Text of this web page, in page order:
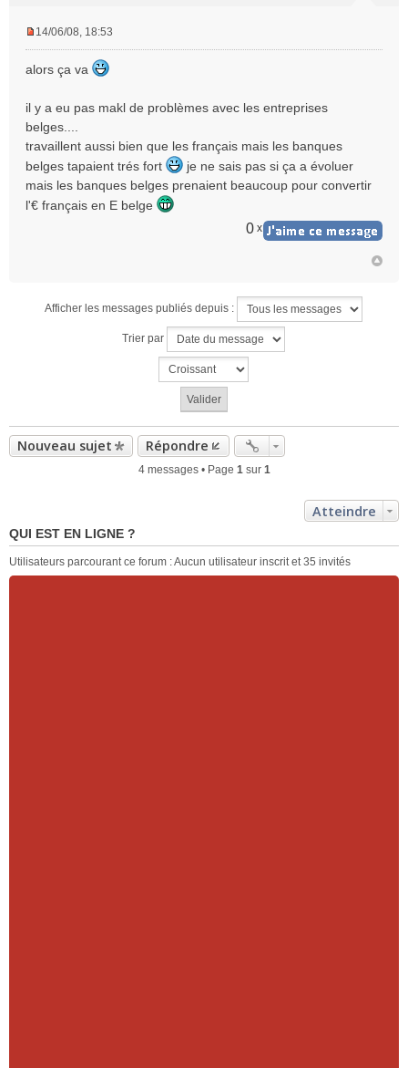
s
a
g
e
n
n
l
14/06/08, 18:53
alors ça va
il y a eu pas makl de problèmes avec les entreprises
belges....
travaillent aussi bien que les français mais les banques
belges tapaient trés fort
je ne sais pas si ça a évoluer
mais les banques belges prenaient beaucoup pour convertir
l'€ français en E belge
0 x
Afficher les messages publiés depuis :
Trier par
Nouveau sujet Répondre
4 messages • Page 1sur 1
Atteindre
QUI EST EN LIGNE ?
Utilisateurs parcourant ce forum : Aucun utilisateur inscrit et 35 invités